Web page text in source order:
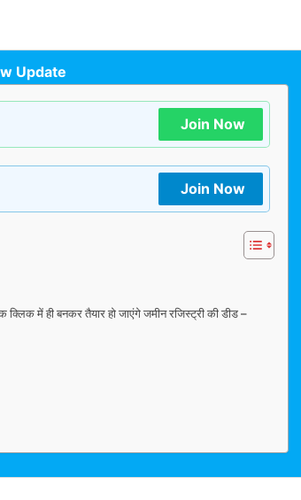
Update
Join Now
Join Now
में ही बनकर तैयार हो जाएंगे जमीन रजिस्ट्री की डीड –